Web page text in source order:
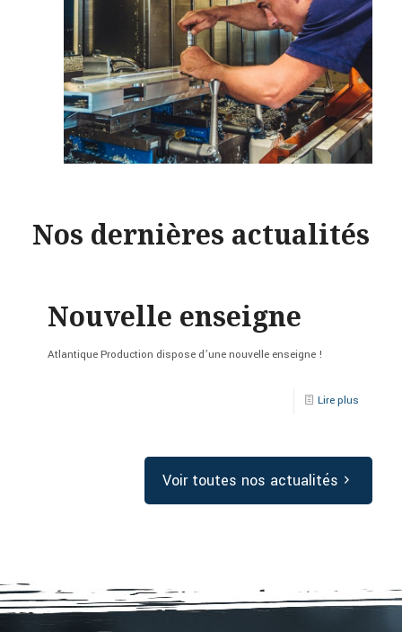
Nos dernières actualités
Nouvelle enseigne
Atlantique Production dispose d’une nouvelle enseigne !
Lire plus
Voir toutes nos actualités